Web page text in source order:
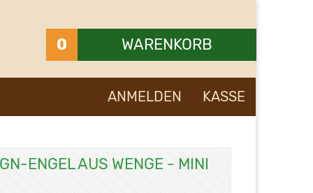
0 WARENKORB
Ihr Warenkorb ist leer.
ANMELDEN KASSE
ENGEL AUS WENGE - MINI